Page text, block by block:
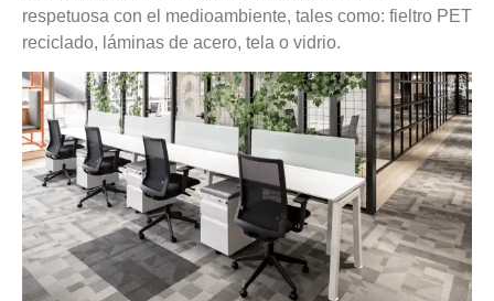
respetuosa con el medioambiente, tales como: fieltro PET
reciclado, láminas de acero, tela o vidrio.